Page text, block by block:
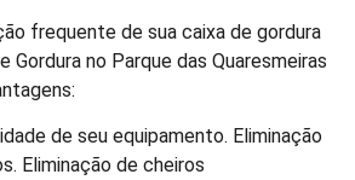
frequente de sua caixa de gordura
Gordura no Parque das Quaresmeiras
de seu equipamento. Eliminação
Eliminação de cheiros